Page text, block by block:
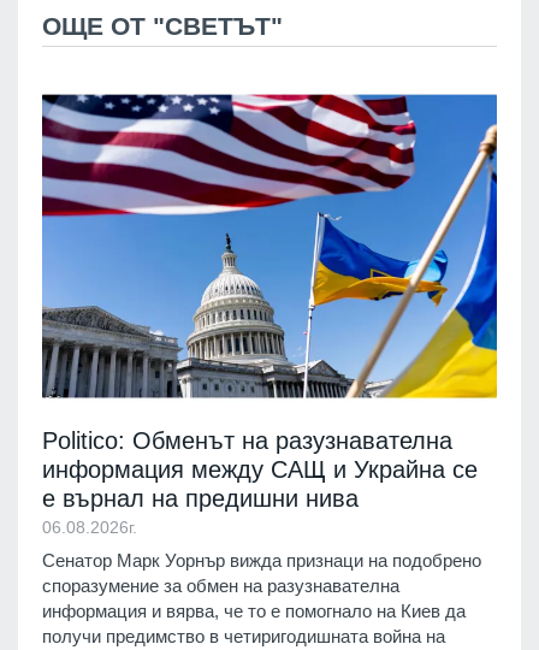
ОЩЕ ОТ "СВЕТЪТ"
Politico: Обменът на разузнавателна
информация между САЩ и Украйна се
е върнал на предишни нива
06.08.2026г.
Сенатор Марк Уорнър вижда признаци на подобрено
споразумение за обмен на разузнавателна
информация и вярва, че то е помогнало на Киев да
получи предимство в четиригодишната война на